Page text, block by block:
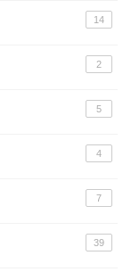
14
2
5
4
7
39